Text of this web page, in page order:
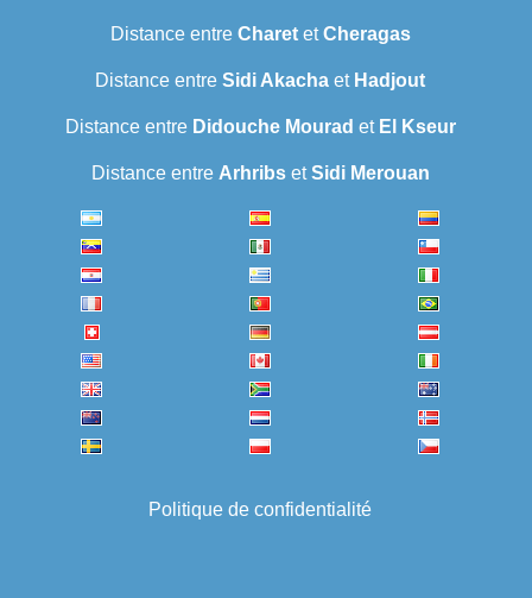
Distance entre CharetetCheragas
Distance entre Sidi Akacha et Hadjout
Distance entre Didouche Mourad et El Kseur
Distance entre ArhribsetSidi Merouan
Politique de confidentialité